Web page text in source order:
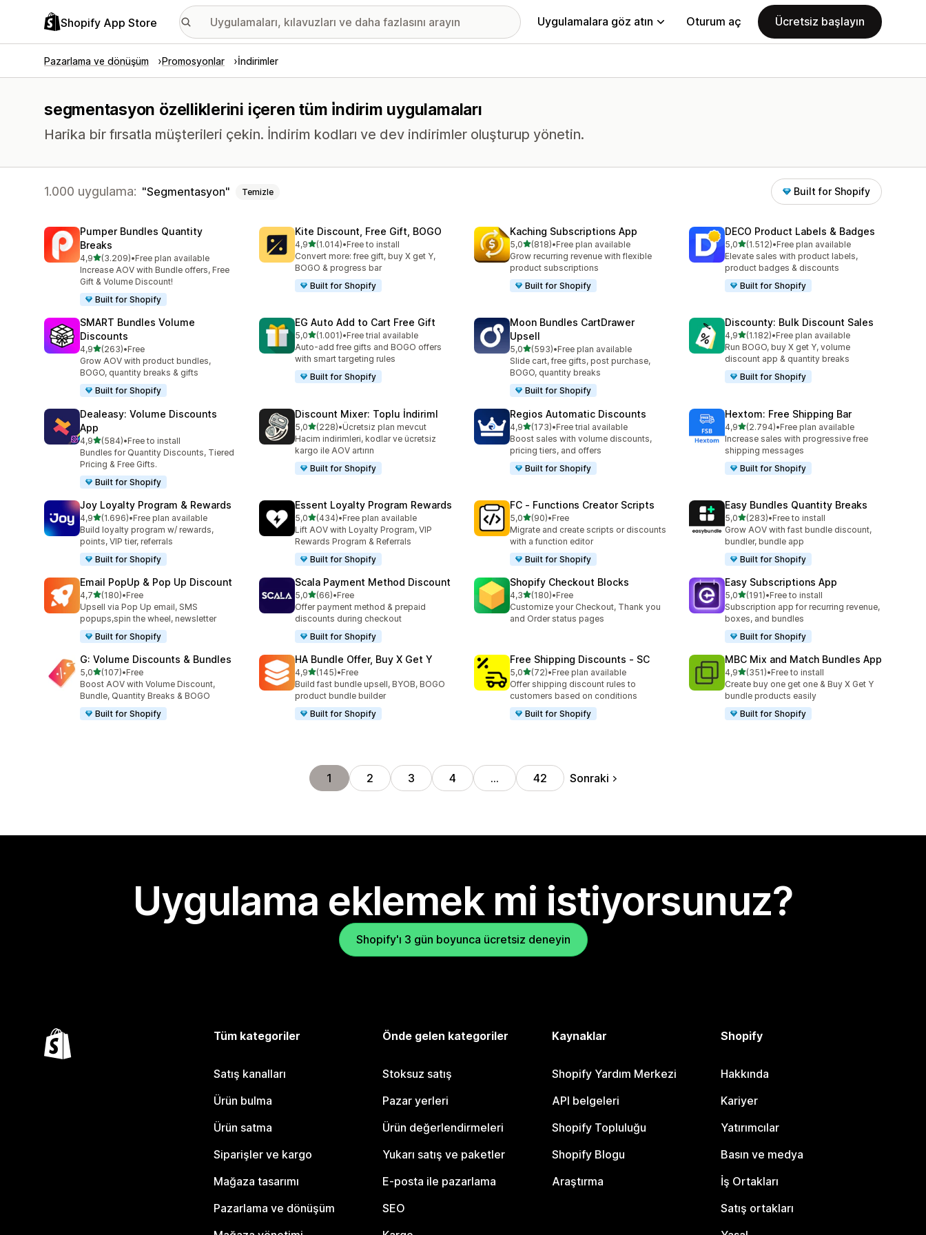
Shopify App Store Uygulamalara göz atın Oturum aç Ücretsiz başlayın
Pazarlama ve dönüşüm Promosyonlar İndirimler
segmentasyon özelliklerini içeren tüm i̇ndirim uygulamaları
Harika bir fırsatla müşterileri çekin. İndirim kodları ve dev indirimler oluşturup yönetin.
1.000 uygulama: Segmentasyon Temizle Built for Shopify
Pumper Bundles Quantity
Breaks
4,95 yıldız üzerinden
(3.209)
toplam 3209 değerlendirme
•Free plan available
Increase AOV with Bundle offers, Free
Gift & Volume Discount!
Built for Shopify
Kite Discount, Free Gift, BOGO
4,95 yıldız üzerinden
(1.014)
toplam 1014 değerlendirme
•Free to install
Convert more: free gift, buy X get Y,
BOGO & progress bar
Built for Shopify
Kaching Subscriptions App
5,05 yıldız üzerinden
(818)
toplam 818 değerlendirme
•Free plan available
Grow recurring revenue with flexible
product subscriptions
Built for Shopify
DECO Product Labels & Badges
5,05 yıldız üzerinden
(1.512)
toplam 1512 değerlendirme
•Free plan available
Elevate sales with product labels,
product badges & discounts
Built for Shopify
SMART Bundles Volume
Discounts
4,95 yıldız üzerinden
(263)
toplam 263 değerlendirme
•Free
Grow AOV with product bundles,
BOGO, quantity breaks & gifts
Built for Shopify
EG Auto Add to Cart Free Gift
5,05 yıldız üzerinden
(1.001)
toplam 1001 değerlendirme
•Free trial available
Auto-add free gifts and BOGO offers
with smart targeting rules
Built for Shopify
Moon Bundles CartDrawer
Upsell
5,05 yıldız üzerinden
(593)
toplam 593 değerlendirme
•Free plan available
Slide cart, free gifts, post purchase,
BOGO, quantity breaks
Built for Shopify
Discounty: Bulk Discount Sales
4,95 yıldız üzerinden
(1.182)
toplam 1182 değerlendirme
•Free plan available
Run BOGO, buy X get Y, volume
discount app & quantity breaks
Built for Shopify
Dealeasy: Volume Discounts
App
4,95 yıldız üzerinden
(584)
toplam 584 değerlendirme
•Free to install
Bundles for Quantity Discounts, Tiered
Pricing & Free Gifts.
Built for Shopify
Discount Mixer: Toplu İndiriml
5,05 yıldız üzerinden
(228)
toplam 228 değerlendirme
•Ücretsiz plan mevcut
Hacim indirimleri, kodlar ve ücretsiz
kargo ile AOV artırın
Built for Shopify
Regios Automatic Discounts
4,95 yıldız üzerinden
(173)
toplam 173 değerlendirme
•Free trial available
Boost sales with volume discounts,
pricing tiers, and offers
Built for Shopify
Hextom: Free Shipping Bar
4,95 yıldız üzerinden
(2.794)
toplam 2794 değerlendirme
•Free plan available
Increase sales with progressive free
shipping messages
Built for Shopify
Joy Loyalty Program & Rewards
4,95 yıldız üzerinden
(1.696)
toplam 1696 değerlendirme
•Free plan available
Build loyalty program w/ rewards,
points, VIP tier, referrals
Built for Shopify
Essent Loyalty Program Rewards
5,05 yıldız üzerinden
(434)
toplam 434 değerlendirme
•Free plan available
Lift AOV with Loyalty Program, VIP
Rewards Program & Referrals
Built for Shopify
FC ‑ Functions Creator Scripts
5,05 yıldız üzerinden
(90)
toplam 90 değerlendirme
•Free
Migrate and create scripts or discounts
with a function editor
Built for Shopify
Easy Bundles Quantity Breaks
5,05 yıldız üzerinden
(283)
toplam 283 değerlendirme
•Free to install
Grow AOV with fast bundle discount,
bundler, bundle app
Built for Shopify
Email PopUp & Pop Up Discount
4,75 yıldız üzerinden
(180)
toplam 180 değerlendirme
•Free
Upsell via Pop Up email, SMS
popups,spin the wheel, newsletter
Built for Shopify
Scala Payment Method Discount
5,05 yıldız üzerinden
(66)
toplam 66 değerlendirme
•Free
Offer payment method & prepaid
discounts during checkout
Built for Shopify
Shopify Checkout Blocks
4,35 yıldız üzerinden
(180)
toplam 180 değerlendirme
•Free
Customize your Checkout, Thank you
and Order status pages
Easy Subscriptions App
5,05 yıldız üzerinden
(191)
toplam 191 değerlendirme
•Free to install
Subscription app for recurring revenue,
boxes, and bundles
Built for Shopify
G: Volume Discounts & Bundles
5,05 yıldız üzerinden
(107)
toplam 107 değerlendirme
•Free
Boost AOV with Volume Discount,
Bundle, Quantity Breaks & BOGO
Built for Shopify
HA Bundle Offer, Buy X Get Y
4,95 yıldız üzerinden
(145)
toplam 145 değerlendirme
•Free
Build fast bundle upsell, BYOB, BOGO
product bundle builder
Built for Shopify
Free Shipping Discounts ‑ SC
5,05 yıldız üzerinden
(72)
toplam 72 değerlendirme
•Free plan available
Offer shipping discount rules to
customers based on conditions
Built for Shopify
MBC Mix and Match Bundles App
4,95 yıldız üzerinden
(351)
toplam 351 değerlendirme
•Free to install
Create buy one get one & Buy X Get Y
bundle products easily
Built for Shopify
1 2 3 4 … 42 Sonraki
Uygulama eklemek mi istiyorsunuz?
Shopify'ı 3 gün boyunca ücretsiz deneyin
Tüm kategoriler
Satış kanalları
Ürün bulma
Ürün satma
Siparişler ve kargo
Mağaza tasarımı
Pazarlama ve dönüşüm
Önde gelen kategoriler
Stoksuz satış
Pazar yerleri
Ürün değerlendirmeleri
Yukarı satış ve paketler
E-posta ile pazarlama
SEO
Kaynaklar
Shopify Yardım Merkezi
API belgeleri
Shopify Topluluğu
Shopify Blogu
Araştırma
Shopify
Hakkında
Kariyer
Yatırımcılar
Basın ve medya
İş Ortakları
Satış ortakları